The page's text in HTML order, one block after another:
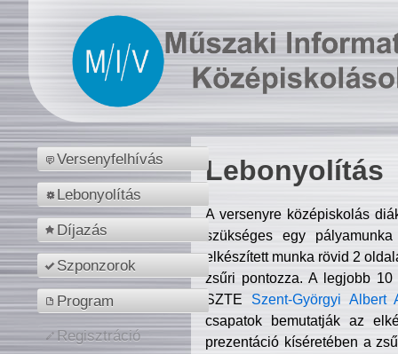
Versenyfelhívás
Lebonyolítás
Díjazás
Szponzorok
Program
Regisztráció
Lebonyolítás
A versenyre középiskolás
szükséges egy
elkészített munka rövid 2
zsűri pontozza. A legjobb
SZTE Szent-Györgyi Albert
csapatok bemutatják az
prezentáció kíséretében a